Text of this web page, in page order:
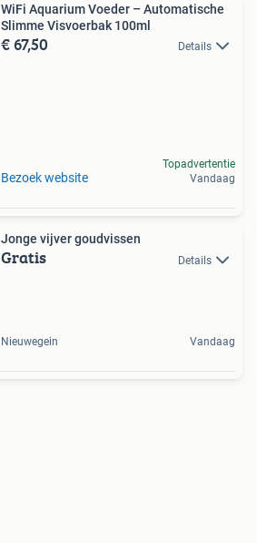
WiFi Aquarium Voeder – Automatische
Slimme Visvoerbak 100ml
€ 67,50 Details
Bezoek website
Topadvertentie
Vandaag
Jonge vijver goudvissen
Gratis Details
Nieuwegein Vandaag